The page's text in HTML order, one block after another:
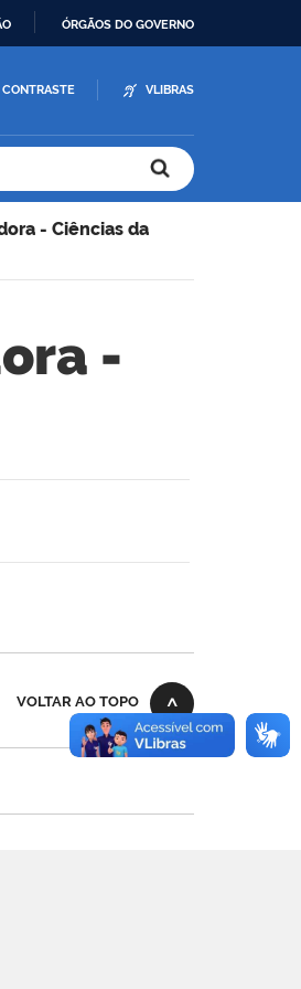
ÓRGÃOS DO GOVERNO
CONTRASTE VLIBRAS
- Ciências da
-
VOLTAR AO TOPO